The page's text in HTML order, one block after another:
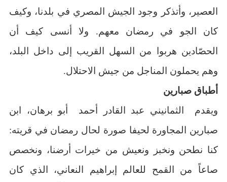
العصير، وأتذكر وجود الجيش المصري في بلدنا، وكيف
كان الجو في رمضان معهم. ولا أنسى كيف أن
الحصّادين هربوا من السهل القريب إلى داخل البلد،
وهم يحملون المناجل من جيش الاحتلال.
أطباق صبارين
ويقدم الثمانيني عبد القادر أحمد أبو برهان، ابن
صبارين المجاورة لحيفا صورة لحال رمضان في قريته:
كنا نطحن ونخبز ونعيش من خيرات أرضنا، ونخصص
صاعاً من القمح للعالم إبراهيم النعاني، الذي كان